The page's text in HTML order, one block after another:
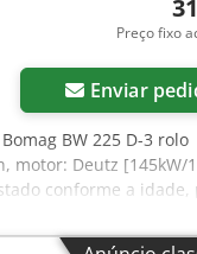
Preço fixo
Enviar
Bomag BW 225 D-3 rolo
motor: Deutz [145kW/
conforme a idade,
ou financiamento para
ser encontradas em